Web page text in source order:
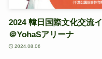
2024 韓日国際文化交流
＠YohaSアリーナ
2024.08.06